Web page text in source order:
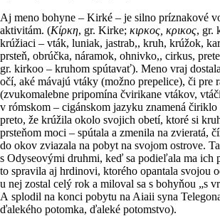
Aj meno bohyne – Kirké – je silno príznakové
aktivitám. (Κίρκη, gr. Kirke; κιρκος, κρικος, gr.
krúžiaci – vták, luniak, jastrab,, kruh, krúžok,
prsteň, obrúčka, náramok, ohnivko,, cirkus,
gr. kirkoo – kruhom spútavať). Meno vraj
očí, aké mávajú vtáky (možno prepelice), či pre
(zvukomalebne pripomína čvirikane vtákov,
v rómskom – cigánskom jazyku znamená
preto, že krúžila okolo svojich obetí, ktoré si
prsteňom moci – spútala a zmenila na zvieratá,
do okov zviazala na pobyt na svojom ostrove.
s Odyseovými druhmi, keď sa podieľala ma ich
to spravila aj hrdinovi, ktorého opantala svojou
u nej zostal celý rok a miloval sa s bohyňou „s
A splodil na konci pobytu na Aiaii syna
ďalekého potomka, ďaleké potomstvo).